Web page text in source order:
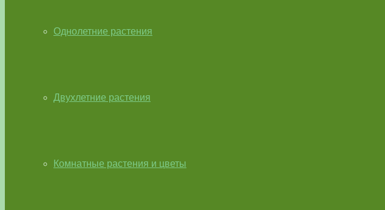
Однолетние растения
Двухлетние растения
Комнатные растения и цветы